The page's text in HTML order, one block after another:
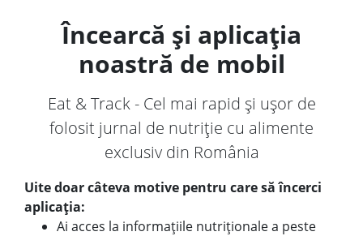
Încearcă și aplicația
noastră de mobil
Eat & Track - Cel mai rapid și ușor de
folosit jurnal de nutriție cu alimente
exclusiv din România
Uite doar câteva motive pentru care să încerci
aplicația:
Ai acces la informațiile nutriționale a peste